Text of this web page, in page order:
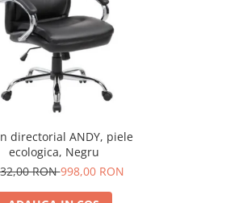
directorial ANDY, piele
ecologica, Negru
RON998,00 RON